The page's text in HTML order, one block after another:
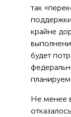
так
крайне
будет
Не менее